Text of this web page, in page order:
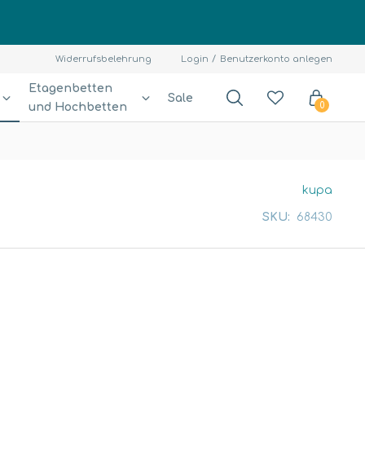
Widerrufsbelehrung Login Benutzerkonto anlegen
Etagenbetten
und Hochbetten
Sale
0
kupa
SKU: 68430